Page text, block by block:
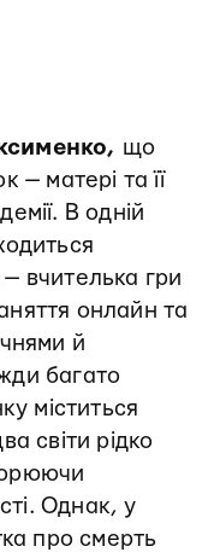
що
— матері та її
В одній
вчителька гри
онлайн та
й
багато
міститься
світи рідко
Однак, у
про смерть